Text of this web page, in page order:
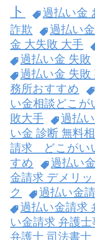
ト
過払い金
詐欺
過払い
金 大失敗 大手
過払い金 失敗
過払い金 失敗
務所おすすめ
い金相談どこが
敗大手
過払
い金 診断 無料
請求 どこがい
すめ
過払い
金請求 デメリッ
ク
過払い金
過払い金請求
い金請求 弁護士
弁護士 司法書士